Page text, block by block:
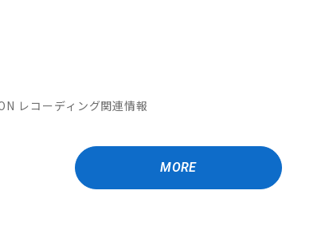
レコーディング関連情報
MORE